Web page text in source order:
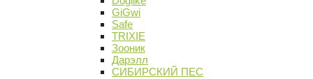
GiGwi
Safe
TRIXIE
Зооник
Дарэлл
СИБИРСКИЙ ПЕС